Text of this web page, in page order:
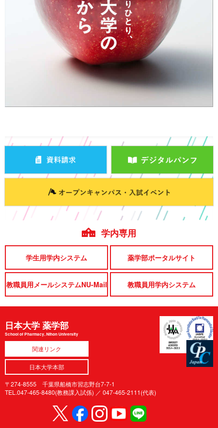
学内専用
学生用学内システム 薬学部ポータルサイト
教職員用メールシステムNU-Mail 教職員用学内システム
日本大学 薬学部
School of Pharmacy, Nihon University
関連リンク
日本大学本部
〒274-8555 千葉県船橋市習志野台7-7-1
TEL.047-465-8480(教務課入試係) ／ 047-465-2111(代表)